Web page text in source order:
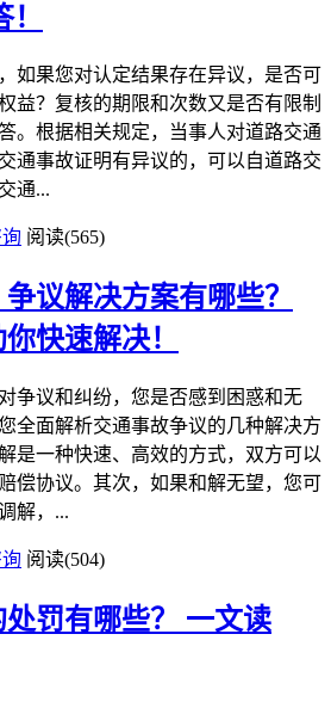
如果您对认定结果存在异议，是否可
益？复核的期限和次数又是否有限制
。根据相关规定，当事人对道路交通
通事故证明有异议的，可以自道路交
通...
阅读(565)
议解决方案有哪些？
快速解决！
争议和纠纷，您是否感到困惑和无
全面解析交通事故争议的几种解决方
是一种快速、高效的方式，双方可以
偿协议。其次，如果和解无望，您可
解，...
阅读(504)
罚有哪些？ 一文读